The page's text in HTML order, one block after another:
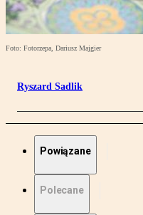
Foto: Fotorzepa, Dariusz Majgier
Ryszard Sadlik
Powiązane
Polecane